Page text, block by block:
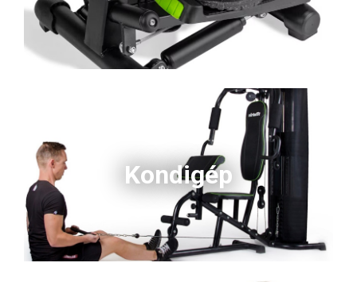
Kondigép